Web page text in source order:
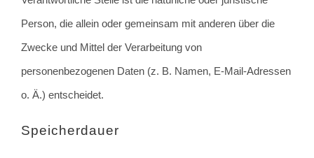
Person, die allein oder gemeinsam mit anderen über die
Zwecke und Mittel der Verarbeitung von
personenbezogenen Daten (z. B. Namen, E-Mail-Adressen
o. Ä.) entscheidet.
Speicherdauer